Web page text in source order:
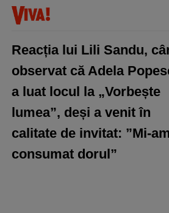
Reacția lui Lili Sandu,
observat că Adela
a luat locul la „Vorbește
lumea”, deși a venit în
calitate de invitat: ”Mi-
consumat dorul”